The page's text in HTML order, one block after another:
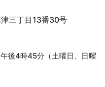
三丁目13番30号
後4時45分（土曜日、日曜